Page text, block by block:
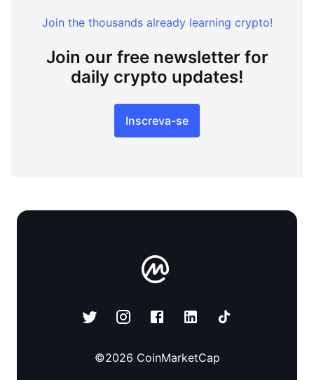
Join the thousands already learning crypto!
Join our free newsletter for
daily crypto updates!
Inscreva-se
©2026 CoinMarketCap